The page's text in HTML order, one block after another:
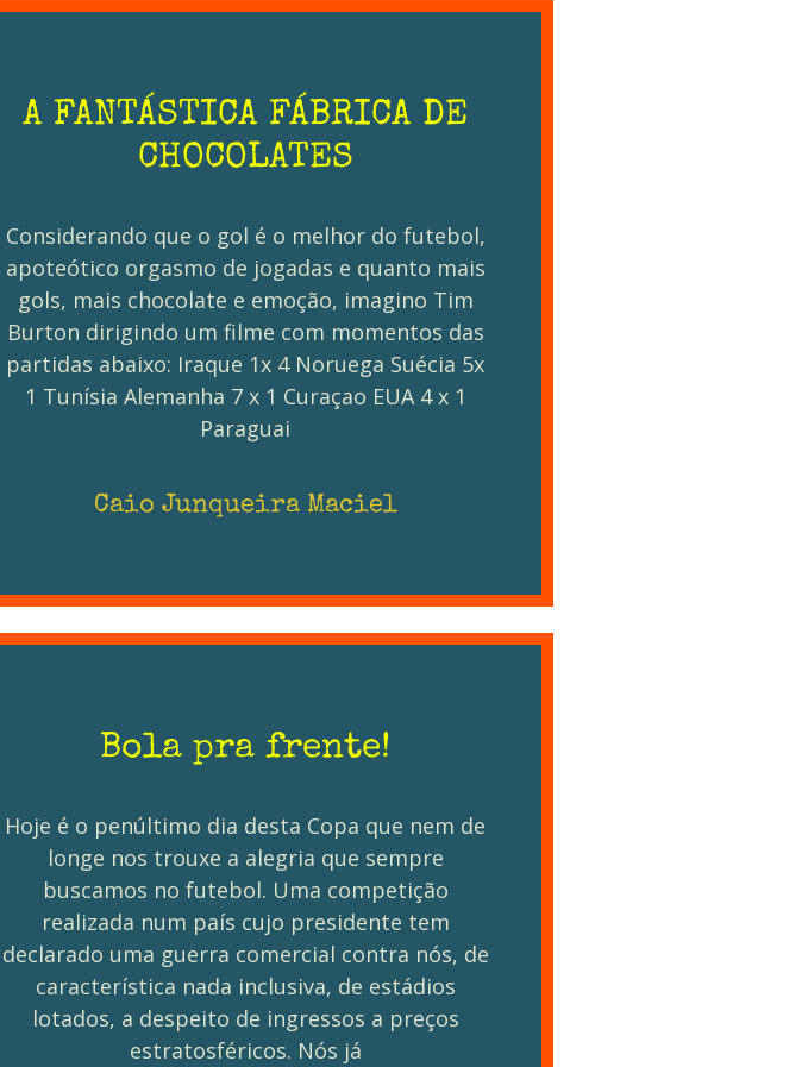
A FANTÁSTICA FÁBRICA DE
CHOCOLATES
Considerando que o gol é o melhor do futebol,
apoteótico orgasmo de jogadas e quanto mais
gols, mais chocolate e emoção, imagino Tim
Burton dirigindo um filme com momentos das
partidas abaixo: Iraque 1x 4 Noruega Suécia 5x
1 Tunísia Alemanha 7 x 1 Curaçao EUA 4 x 1
Paraguai
Caio Junqueira Maciel
Bola pra frente!
Hoje é o penúltimo dia desta Copa que nem de
longe nos trouxe a alegria que sempre
buscamos no futebol. Uma competição
realizada num país cujo presidente tem
declarado uma guerra comercial contra nós, de
característica nada inclusiva, de estádios
lotados, a despeito de ingressos a preços
estratosféricos. Nós já